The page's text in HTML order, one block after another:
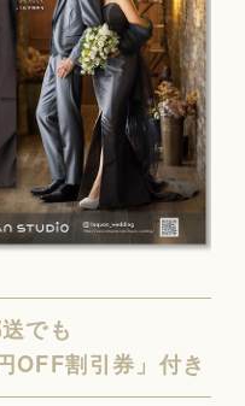
でも
OFF割引券」付き